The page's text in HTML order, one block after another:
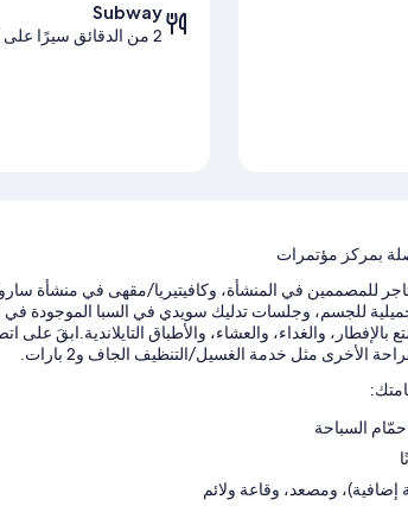
Subway
2 من الدقائق سيرًا على الأقدام
بمركز مؤتمرات
للمصممين في المنشأة، وكافيتيريا/مقهى في منشأة
والغداء، والعشاء، والأطباق التايلاندية.ابقَ
الأخرى مثل خدمة الغسيل/التنظيف الجاف و2 بارات.
السباحة
إضافية)، ومصعد، وقاعة ولائم